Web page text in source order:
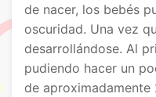
de nacer, los bebés
oscuridad. Una vez
desarrollándose. Al
pudiendo hacer un
de